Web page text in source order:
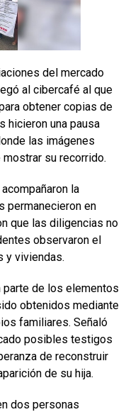
del mercado
al cibercafé al que
obtener copias de
hicieron una pausa
las imágenes
su recorrido.
la
permanecieron en
que las diligencias no
observaron el
y viviendas.
parte de los elementos
obtenidos mediante
familiares. Señaló
posibles testigos
de reconstruir
de su hija.
dos personas